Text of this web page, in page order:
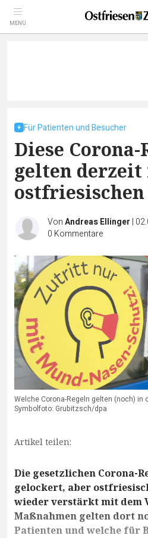
MENÜ
Für Patienten und Besucher
Diese Corona-
gelten
VonAndreas Ellinger |
0 Kommentare
Welche Corona-Regeln gelten (noch)
Symbolfoto: Grubitzsch/dpa
Artikel teilen:
Die gesetzlichen Corona-
gelockert, aber
wieder verstärkt mit dem
Maßnahmen gelten dort
Patienten und welche für